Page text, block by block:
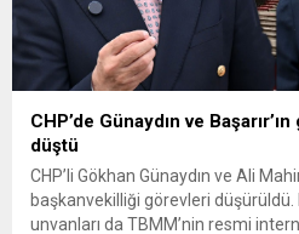
CHP’de Günaydın ve
düştü
CHP’li Gökhan Günaydın ve Ali
başkanvekilliği görevleri düşürüldü.
unvanları da TBMM’nin resmi